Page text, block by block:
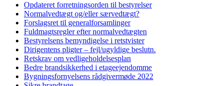
Opdateret forretningsorden til bestyrelser
Normalvedtægt og/eller særvedtægt?
Forslagsret til generalforsamlinger
Fuldmagtsregler efter normalvedtægten
Bestyrelsens bemyndigelse i retstvister
Dirigentens pligter – fejl/ugyldige beslutn.
Retskrav om vedligeholdelsesplan
Bedre brandsikkerhed i etageejendomme
Bygningsfornyelsens rådgivermøde 2022